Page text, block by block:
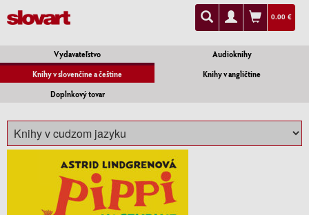
0.00 €
Vydavateľstvo
Audioknihy
Knihy v slovenčine a češtine
Knihy v angličtine
Doplnkový tovar